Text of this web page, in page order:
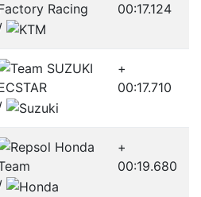
00:17.124
+
00:17.710
+
00:19.680